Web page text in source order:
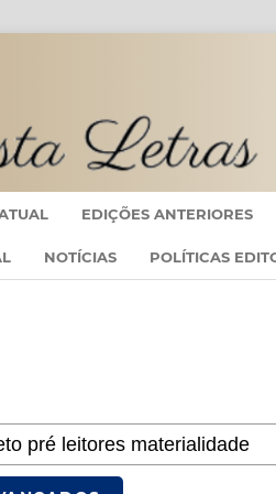
EDIÇÕES ANTERIORES
NOTÍCIAS POLÍTICAS